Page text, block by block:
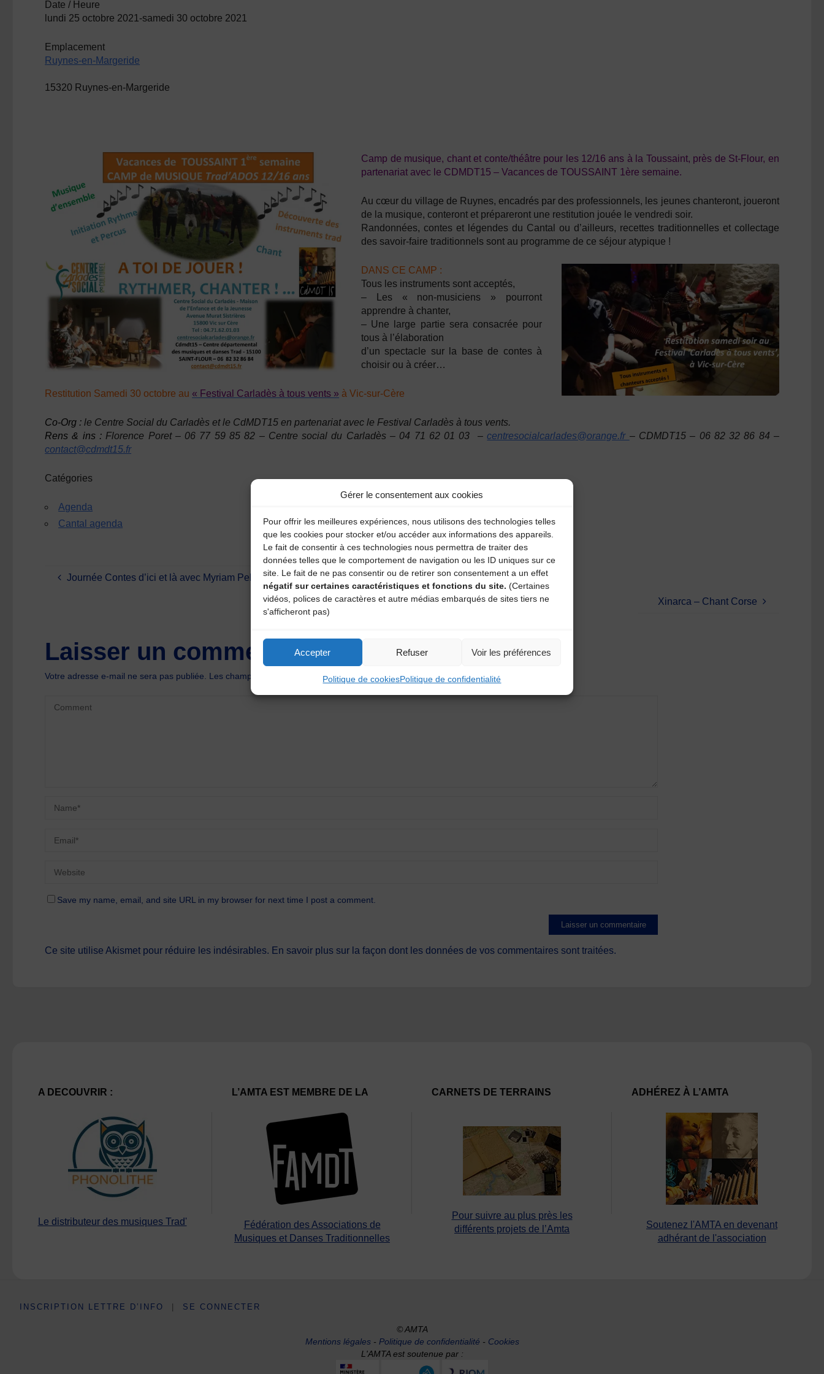
Gérer le consentement aux cookies
Pour offrir les meilleures expériences, nous utilisons des technologies telles
que les cookies pour stocker et/ou accéder aux informations des appareils.
Le fait de consentir à ces technologies nous permettra de traiter des
données telles que le comportement de navigation ou les ID uniques sur ce
site. Le fait de ne pas consentir ou de retirer son consentement a un effet
négatif sur certaines caractéristiques et fonctions du site. (Certaines
vidéos, polices de caractères et autre médias embarqués de sites tiers ne
s'afficheront pas)
Accepter Refuser Voir les préférences
Politique de cookiesPolitique de confidentialité
Date / Heure
lundi 25 octobre 2021-samedi 30 octobre 2021
Emplacement
Ruynes-en-Margeride
15320 Ruynes-en-Margeride
Camp de musique, chant et conte/théâtre pour les 12/16 ans à la Toussaint, près de St-Flour, en
partenariat avec le CDMDT15 – Vacances de TOUSSAINT 1ère semaine.
Au cœur du village de Ruynes, encadrés par des professionnels, les jeunes chanteront, joueront
de la musique, conteront et prépareront une restitution jouée le vendredi soir.
Randonnées, contes et légendes du Cantal ou d’ailleurs, recettes traditionnelles et collectage
des savoir-faire traditionnels sont au programme de ce séjour atypique !
DANS CE CAMP :
Tous les instruments sont acceptés,
– Les « non-musiciens » pourront
apprendre à chanter,
– Une large partie sera consacrée pour
tous à l’élaboration
d’un spectacle sur la base de contes à
choisir ou à créer…
Restitution Samedi 30 octobre au « Festival Carladès à tous vents » à Vic-sur-Cère
Co-Org : le Centre Social du Carladès et le CdMDT15 en partenariat avec le Festival Carladès à tous vents.
Rens & ins :Florence Poret – 06 77 59 85 82 – Centre socialdu Carladès– 04 71 62 01 03 –centresocialcarlades@orange.fr – CDMDT15 – 06 82 32 86 84 –
contact@cdmdt15.fr
Catégories
Agenda
Cantal agenda
Journée Contes d’ici et là avec Myriam Pellicane
Xinarca – Chant Corse
Laisser un commentaire
Votre adresse e-mail ne sera pas publiée. Les champs obligatoires sont indiqués avec*
Save my name, email, and site URL in my browser for next time I post a comment.
Ce site utilise Akismet pour réduire les indésirables. En savoir plus sur la façon dont les données de vos commentaires sont traitées.
A DECOUVRIR :
Le distributeur des musiques Trad'
L’AMTA EST MEMBRE DE LA
Fédération des Associations de
Musiques et Danses Traditionnelles
CARNETS DE TERRAINS
Pour suivre au plus près les
différents projets de l’Amta
ADHÉREZ À L’AMTA
Soutenez l'AMTA en devenant
adhérant de l'association
INSCRIPTION LETTRE D’INFO | SE CONNECTER
© AMTA
Mentions légales- Politique de confidentialité - Cookies
L'AMTA est soutenue par :